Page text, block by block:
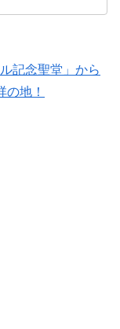
記念聖堂」から
地！